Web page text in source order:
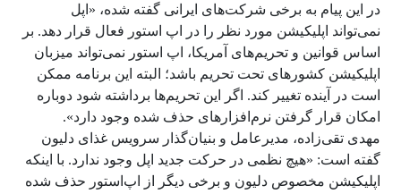
در این پیام به برخی شرکت‌های ایرانی گفته شده، «اپل
نمی‌تواند اپلیکیشن مورد نظر را در اپ استور فعال قرار دهد. بر
اساس قوانین و تحریم‌های آمریکا، اپ استور نمی‌تواند میزبان
اپلیکیشن کشورهای تحت تحریم باشد؛ البته این برنامه ممکن
است در آینده تغییر کند. اگر این تحریم‌ها برداشته شود دوباره
امکان قرار گرفتن نرم‌افزارهای حذف شده وجود دارد».
مهدی تقی‌زاده، مدیرعامل و بنیان‌گذار سرویس غذای دلیون
گفته است: «هیچ نظمی در حرکت جدید اپل وجود ندارد. با اینکه
اپلیکیشن مخصوص دلیون و برخی دیگر از اپ‌استور حذف شده